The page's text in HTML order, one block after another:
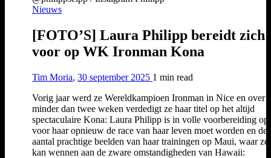
Nieuws
[FOTO’S] Laura Philipp bereidt zich
voor op WK Ironman Kona
Tim Moria, 30 september 2025 1 min read
Vorig jaar werd ze Wereldkampioen Ironman in Nice en over
minder dan twee weken verdedigt ze haar titel op het altijd
spectaculaire Kona: Laura Philipp is in volle voorbereiding op
voor haar opnieuw de race van haar leven moet worden en
aantal prachtige beelden van haar trainingen op Maui, waar ze
kan wennen aan de zware omstandigheden van Hawaii: